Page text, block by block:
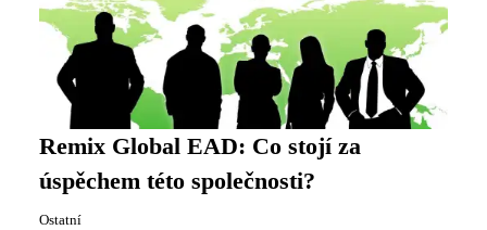
Remix Global EAD: Co stojí za
úspěchem této společnosti?
Ostatní